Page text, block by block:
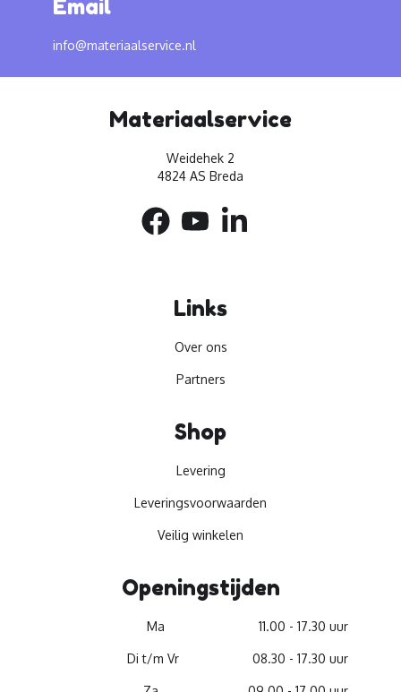
Email
info@materiaalservice.nl
Materiaalservice
Weidehek 2
4824 AS Breda
Links
Over ons
Partners
Shop
Levering
Leveringsvoorwaarden
Veilig winkelen
Openingstijden
Ma 11.00 - 17.30 uur
Di t/m Vr 08.30 - 17.30 uur